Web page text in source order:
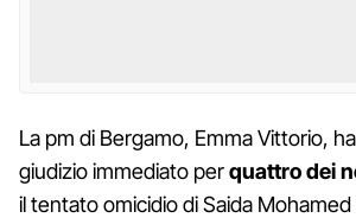
La pm di Bergamo, Emma Vittorio,
giudizio immediato perquattro dei
il tentato omicidio di Saida Mohamed